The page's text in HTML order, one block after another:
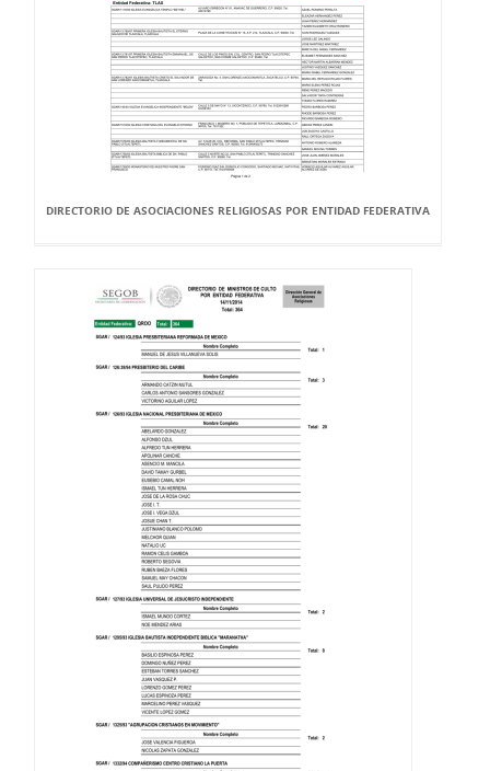
DIRECTORIO DE ASOCIACIONES RELIGIOSAS POR ENTIDAD FEDERATIVA